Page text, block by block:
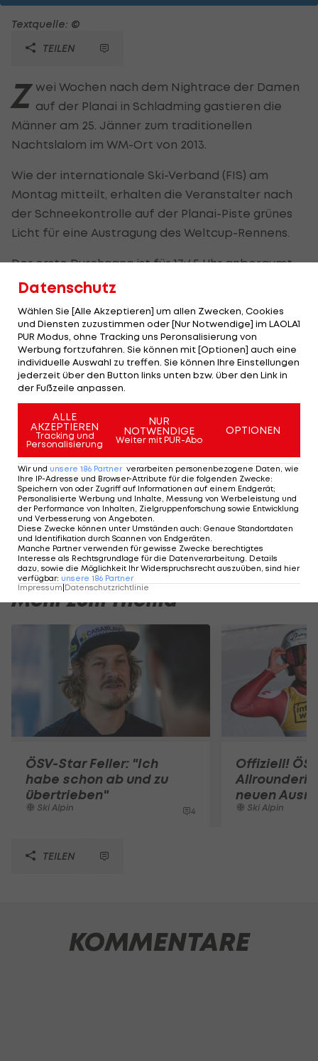
Textquelle: ©
TEILEN
Z wei Wochen nach dem Nightrace der Damen
auf der Planai in Schladming gastieren die
Männer am 25. Jänner zum traditionellen
Nachtslalom im WM-Ort von 2013.
Wie der internationale Ski-Verband (FIS) am
Montag mitteilt, erhalten die Veranstalter nach
der Schneekontrolle auf der Planai-Piste grünes
Licht für eine Austragung des Weltcup-Rennens.
Der erste Durchgang ist für 17:45 Uhr anberaumt,
der Finallauf geht ab 20:45 Uhr über die Bühne -
Im Vorjahr konnteMarco Schwarzdas Nightrace
vor dem französischen Duo Clement Noel und
Alexis Pinturault für sich entscheiden.
Alle Sieger des Nightrace in Schladming >>>
Der Zeitplan und Fakten zum Nightrace >>>
Highlights: Amstetten schießt Admira in
die Krise
Fußball - ADMIRAL 2. Liga
Highlights: Nach
Austria Salzburg
Fußball -
Mehr zum Thema
ÖSV-Star Feller: "Ich
habe schon ab und zu
übertrieben"
Ski Alpin 4
Offiziell!
neuen
Ski Alpin
TEILEN
KOMMENTARE
Datenschutz
Wählen Sie [Alle Akzeptieren] um allen Zwecken, Cookies
und Diensten zuzustimmen oder [Nur Notwendige] im LAOLA1
PUR Modus, ohne Tracking uns Peronsalisierung von
Werbung fortzufahren. Sie können mit [Optionen] auch eine
individuelle Auswahl zu treffen. Sie können Ihre Einstellungen
jederzeit über den Button links unten bzw. über den Link in
der Fußzeile anpassen.
ALLE
AKZEPTIEREN
Tracking und
Personalisierung
NUR
NOTWENDIGE
Weiter mit PUR-Abo
OPTIONEN
Wir und unsere 186 Partner verarbeiten personenbezogene Daten, wie
Ihre IP-Adresse und Browser-Attribute für die folgenden Zwecke:
Speichern von oder Zugriff auf Informationen auf einem Endgerät;
Personalisierte Werbung und Inhalte, Messung von Werbeleistung und
der Performance von Inhalten, Zielgruppenforschung sowie Entwicklung
und Verbesserung von Angeboten
Diese Zwecke können unter Umständen auch: Genaue Standortdaten
und Identifikation durch Scannen von Endgeräten
Manche Partner verwenden für gewisse Zwecke berechtigtes
Interesse als Rechtsgrundlage für die Datenverarbeitung. Details
dazu, sowie die Möglichkeit Ihr Widerspruchsrecht auszuüben, sind hier
verfügbar: unsere 186 Partner
Impressum|Datenschutzrichtlinie